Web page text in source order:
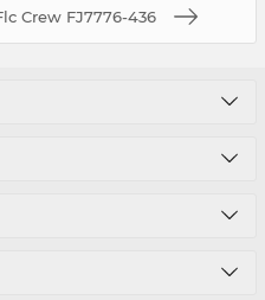
Crew FJ7776-436